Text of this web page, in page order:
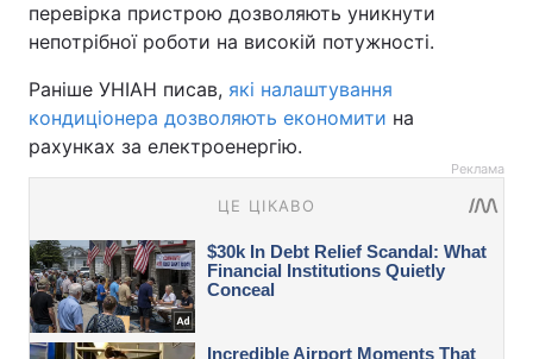
перевірка пристрою дозволяють уникнути
непотрібної роботи на високій потужності.
Раніше УНІАН писав, які налаштування
кондиціонера дозволяють економити на
рахунках за електроенергію.
Реклама